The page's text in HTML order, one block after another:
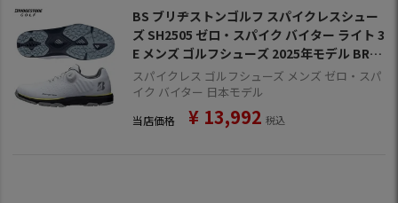
BS ブリヂストンゴルフ スパイクレスシュー
ズ SH2505 ゼロ・スパイク バイター ライト 3
E メンズ ゴルフシューズ 2025年モデル BRID
GESTONE GOLF 日本正規品
スパイクレス ゴルフシューズ メンズ ゼロ・スパ
イク バイター 日本モデル
当店価格 ¥ 13,992 税込